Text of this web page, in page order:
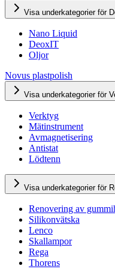
Visa underkategorier för
Nano Liquid
DeoxIT
Oljor
Novus plastpolish
Visa underkategorier för
Verktyg
Mätinstrument
Avmagnetisering
Antistat
Lödtenn
Visa underkategorier för
Renovering av
Silikonvätska
Lenco
Skallampor
Rega
Thorens